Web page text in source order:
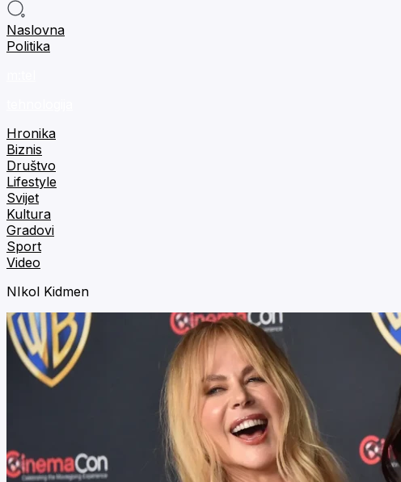
Naslovna
Politika
Hronika
Biznis
Društvo
Lifestyle
Svijet
Kultura
Gradovi
Sport
Video
NIkol Kidmen